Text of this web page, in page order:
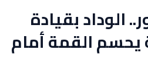
الوداد بقيادة
القمة أمام